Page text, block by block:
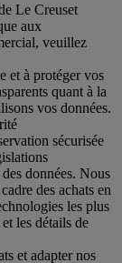
Le Creuset
aux
veuillez
et à protéger vos
quant à la
vos données.
sécurisée
données. Nous
des achats en
les plus
les détails de
et adapter nos